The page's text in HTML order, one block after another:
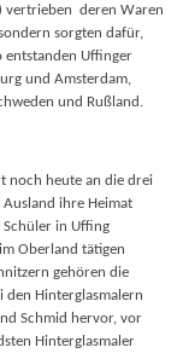
vertrieben deren Waren
sorgten dafür,
entstanden Uffinger
und Amsterdam,
und Rußland.
noch heute an die drei
ihre Heimat
in Uffing
Oberland tätigen
gehören die
den Hinterglasmalern
Schmid hervor, vor
Hinterglasmaler